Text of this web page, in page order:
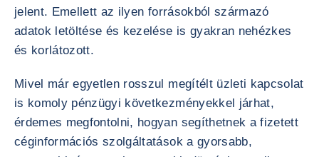
jelent. Emellett az ilyen forrásokból származó
adatok letöltése és kezelése is gyakran nehézkes
és korlátozott.
Mivel már egyetlen rosszul megítélt üzleti kapcsolat
is komoly pénzügyi következményekkel járhat,
érdemes megfontolni, hogyan segíthetnek a fizetett
céginformációs szolgáltatások a gyorsabb,